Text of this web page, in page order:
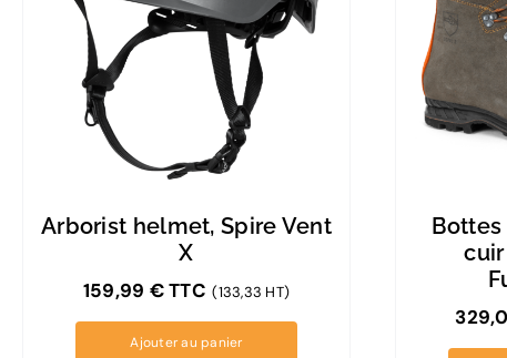
Arborist helmet, Spire Vent
X
159,99 €TTC (133,33 HT)
Ajouter au panier